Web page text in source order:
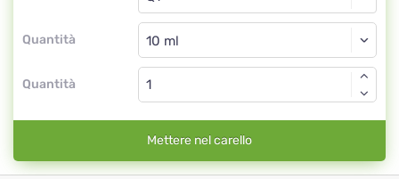
Quantità
Gocce
Quantità
Mettere nel carello